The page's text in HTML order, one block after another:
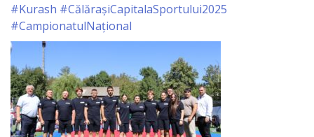
Impozitelor
şi
Taxelor
Locale
Serviciul
#Kurash #CălărașiCapitalaSportului2025
#CampionatulNațional